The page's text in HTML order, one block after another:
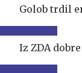
Golob trdil
Iz ZDA